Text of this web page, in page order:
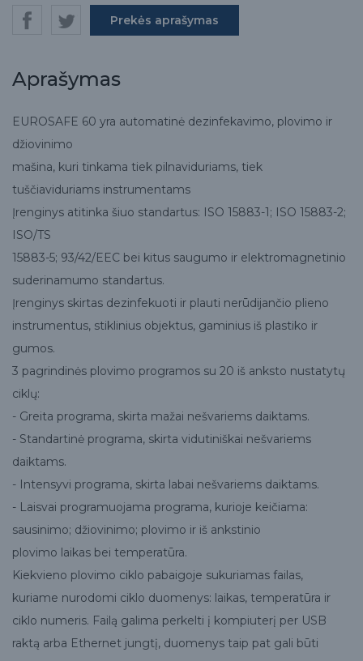
Prekės aprašymas
Aprašymas
EUROSAFE 60 yra automatinė dezinfekavimo, plovimo ir
džiovinimo
mašina, kuri tinkama tiek pilnaviduriams, tiek
tuščiaviduriams instrumentams
Įrenginys atitinka šiuo standartus: ISO 15883-1; ISO 15883-2;
ISO/TS
15883-5; 93/42/EEC bei kitus saugumo ir elektromagnetinio
suderinamumo standartus.
Įrenginys skirtas dezinfekuoti ir plauti nerūdijančio plieno
instrumentus, stiklinius objektus, gaminius iš plastiko ir
gumos.
3 pagrindinės plovimo programos su 20 iš anksto nustatytų
ciklų:
- Greita programa, skirta mažai nešvariems daiktams.
- Standartinė programa, skirta vidutiniškai nešvariems
daiktams.
- Intensyvi programa, skirta labai nešvariems daiktams.
- Laisvai programuojama programa, kurioje keičiama:
sausinimo; džiovinimo; plovimo ir iš ankstinio
plovimo laikas bei temperatūra.
Kiekvieno plovimo ciklo pabaigoje sukuriamas failas,
kuriame nurodomi ciklo duomenys: laikas, temperatūra ir
ciklo numeris. Failą galima perkelti į kompiuterį per USB
raktą arba Ethernet jungtį, duomenys taip pat gali būti